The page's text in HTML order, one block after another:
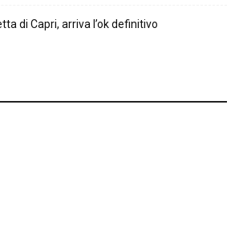
di Capri, arriva l’ok definitivo